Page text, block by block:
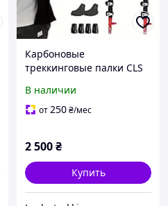
Карбоновые
треккинговые палки CLS
ультралегкие
туристические палки для
В наличии
от250₴/мес
2 500₴
Купить